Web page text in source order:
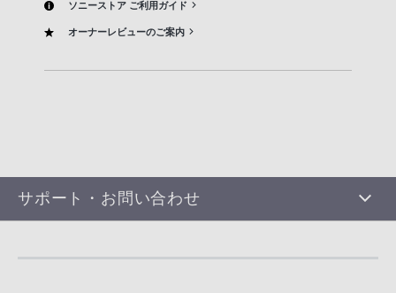
ソニーストア ご利用ガイド
オーナーレビューのご案内
サポート・お問い合わせ